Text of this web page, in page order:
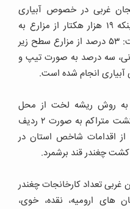
غربی در خصوص آبیاری
مزارع چغندر قند در استان با بیان اینکه ۱۹ هزار هکتار از مزارع به
سیستم ابیاری نوین مجهز است ، گفت: ۵۳ درصد از مزارع سطح زیر
سه درصد به صورت تیپ و
چغندر قند به روش ریشه لخت از محل
اعتبارات دریاچه ارومیه، اجرای پروژه کشت متراکم به صورت ۲ ردیف
۱۱۲۵ هکتار، را از اقدامات شاخص استان در
چغندر قند برشمرد.
غربی تعداد کارخانجات چغندر
شهرستان های ارومیه، نقده، خوی،